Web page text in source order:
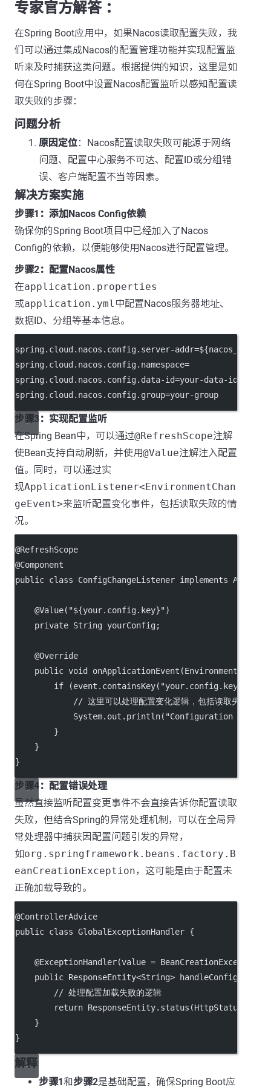
专家官方解答 ：
在Spring Boot应用中，如果Nacos读取配置失败，我
们可以通过集成Nacos的配置管理功能并实现配置监
听来及时捕获这类问题。根据提供的知识，这里是如
何在Spring Boot中设置Nacos配置监听以感知配置读
取失败的步骤：
问题分析
原因定位：Nacos配置读取失败可能源于网络
问题、配置中心服务不可达、配置ID或分组错
误、客户端配置不当等因素。
解决方案实施
步骤1：添加Nacos Config依赖
确保你的Spring Boot项目中已经加入了Nacos
Config的依赖，以便能够使用Nacos进行配置管理。
步骤2：配置Nacos属性
在application.properties
或application.yml 中配置Nacos服务器地址、
数据ID、分组等基本信息。
spring.cloud.nacos.config.server-addr
spring.cloud.nacos.config.namespace=
spring.cloud.nacos.config.data-id=your-data-id
spring.cloud.nacos.config.group=your-group
步骤3：实现配置监听
在Spring Bean中，可以通过@RefreshScope注解
使Bean支持自动刷新，并使用@Value注解注入配置
值。同时，可以通过实
现ApplicationListener<EnvironmentChan
geEvent>来监听配置变化事件，包括读取失败的情
况。
@RefreshScope
@Component
public class ConfigChangeListener implements
    @
Value( "${your.config.key}")
private String yourConfig;
    @
Override
public void onApplicationEvent
if (event. containsKey( "your.config.key"
// 这里可以处理配置变化逻辑，包括读取失败的逻
            System.out.
println( "Configuration
        }
    }
}
步骤4：配置错误处理
虽然直接监听配置变更事件不会直接告诉你配置读取
失败，但结合Spring的异常处理机制，可以在全局异
常处理器中捕获因配置问题引发的异常，
如org.springframework.beans.factory.B
eanCreationException，这可能是由于配置未
正确加载导致的。
@ControllerAdvice
public class GlobalExceptionHandler {
    @
ExceptionHandler(value =
public ResponseEntity<String>
// 处理配置加载失败的逻辑
return ResponseEntity. status
    }
}
解释
步骤1和步骤2是基础配置，确保Spring Boot应